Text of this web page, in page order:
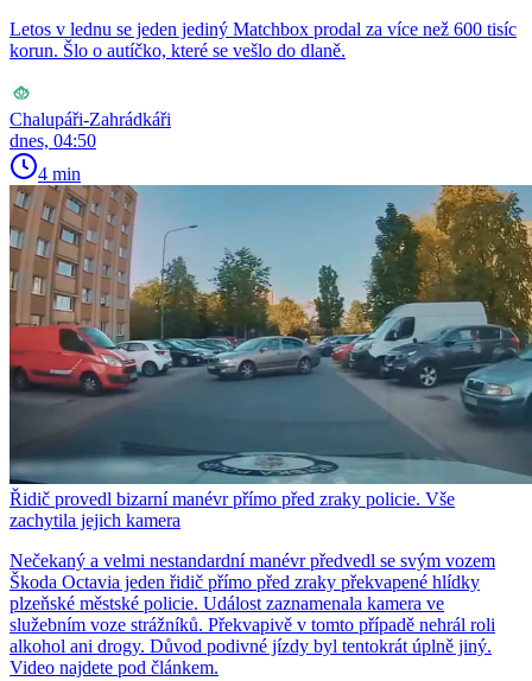
Letos v lednu se jeden jediný Matchbox prodal za více než 600 tisíc
korun. Šlo o autíčko, které se vešlo do dlaně.
Chalupáři-Zahrádkáři
dnes, 04:50
4 min
Řidič provedl bizarní manévr přímo před zraky policie. Vše
zachytila jejich kamera
Nečekaný a velmi nestandardní manévr předvedl se svým vozem
Škoda Octavia jeden řidič přímo před zraky překvapené hlídky
plzeňské městské policie. Událost zaznamenala kamera ve
služebním voze strážníků. Překvapivě v tomto případě nehrál roli
alkohol ani drogy. Důvod podivné jízdy byl tentokrát úplně jiný.
Video najdete pod článkem.